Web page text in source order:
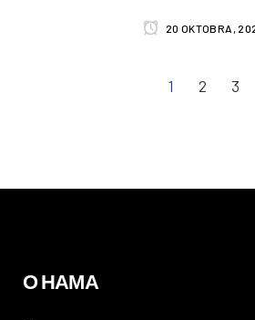
20 OKTOBRA,
1 2 3
О НАМА